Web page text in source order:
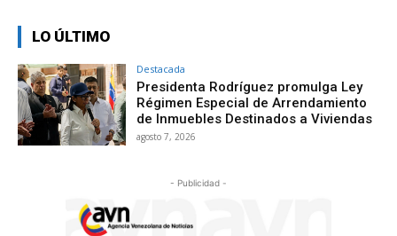
LO ÚLTIMO
Destacada
Presidenta Rodríguez promulga Ley
Régimen Especial de Arrendamiento
de Inmuebles Destinados a Viviendas
agosto 7, 2026
- Publicidad -